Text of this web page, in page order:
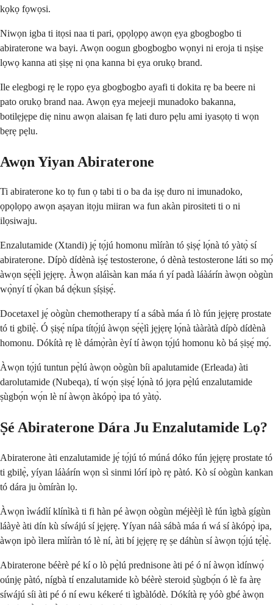
kọkọ fọwọsi.
Niwọn igba ti itọsi naa ti pari, ọpọlọpọ awọn ẹya gbogbogbo ti
abiraterone wa bayi. Awọn oogun gbogbogbo wọnyi ni eroja ti nṣiṣe
lọwọ kanna ati ṣiṣẹ ni ọna kanna bi ẹya orukọ brand.
Ile elegbogi rẹ le rọpo ẹya gbogbogbo ayafi ti dokita rẹ ba beere ni
pato orukọ brand naa. Awọn ẹya mejeeji munadoko bakanna,
botilẹjẹpe diẹ ninu awọn alaisan fẹ lati duro pẹlu ami iyasọtọ ti wọn
bẹrẹ pẹlu.
Awọn Yiyan Abiraterone
Ti abiraterone ko tọ fun ọ tabi ti o ba da iṣẹ duro ni imunadoko,
ọpọlọpọ awọn aṣayan itọju miiran wa fun akàn pirositeti ti o ni
ilọsiwaju.
Enzalutamide (Xtandi) jẹ́ tọ́jú homonu mìíràn tó ṣiṣẹ́ lọ́nà tó yàtọ̀ sí
abiraterone. Dípò dídènà iṣẹ́ testosterone, ó dènà testosterone láti so mọ́
àwọn sẹ́ẹ̀lì jẹjẹrẹ. Àwọn aláìsàn kan máa ń yí padà láàárín àwọn oògùn
wọ̀nyí tí ọ̀kan bá dẹ́kun ṣíṣiṣẹ́.
Docetaxel jẹ́ oògùn chemotherapy tí a sábà máa ń lò fún jẹjẹrẹ prostate
tó ti gbilẹ̀. Ó ṣiṣẹ́ nípa títọ́jú àwọn sẹ́ẹ̀lì jẹjẹrẹ lọ́nà tààràtà dípò dídènà
homonu. Dókítà rẹ lè dámọ̀ràn èyí tí àwọn tọ́jú homonu kò bá ṣiṣẹ́ mọ́.
Àwọn tọ́jú tuntun pẹ̀lú àwọn oògùn bíi apalutamide (Erleada) àti
darolutamide (Nubeqa), tí wọ́n ṣiṣẹ́ lọ́nà tó jọra pẹ̀lú enzalutamide
ṣùgbọ́n wọ́n lè ní àwọn àkópọ̀ ipa tó yàtọ̀.
Ṣé Abiraterone Dára Ju Enzalutamide Lọ?
Abiraterone àti enzalutamide jẹ́ tọ́jú tó múná dóko fún jẹjẹrẹ prostate tó
ti gbilẹ̀, yíyan láàárín wọn sì sinmi lórí ipò rẹ pàtó. Kò sí oògùn kankan
tó dára ju òmíràn lọ.
Àwọn ìwádìí klínìkà ti fi hàn pé àwọn oògùn méjèèjì lè fún ìgbà gígùn
láàyè àti dín kù síwájú sí jẹjẹrẹ. Yíyan náà sábà máa ń wá sí àkópọ̀ ipa,
àwọn ipò ìlera mìíràn tó lè ní, àti bí jẹjẹrẹ rẹ ṣe dáhùn sí àwọn tọ́jú tẹ́lẹ̀.
Abiraterone béèrè pé kí o lò pẹ̀lú prednisone àti pé ó ní àwọn ìdínwọ́
oúnjẹ pàtó, nígbà tí enzalutamide kò béèrè steroid ṣùgbọ́n ó lè fa àrẹ
síwájú síi àti pé ó ní ewu kékeré ti ìgbàlódè. Dókítà rẹ yóò gbé àwọn